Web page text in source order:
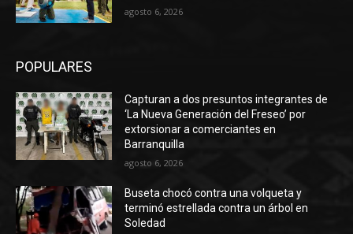
agosto 6, 2026
POPULARES
Capturan a dos presuntos integrantes de
‘La Nueva Generación del Freseo’ por
extorsionar a comerciantes en
Barranquilla
agosto 6, 2026
Buseta chocó contra una volqueta y
terminó estrellada contra un árbol en
Soledad